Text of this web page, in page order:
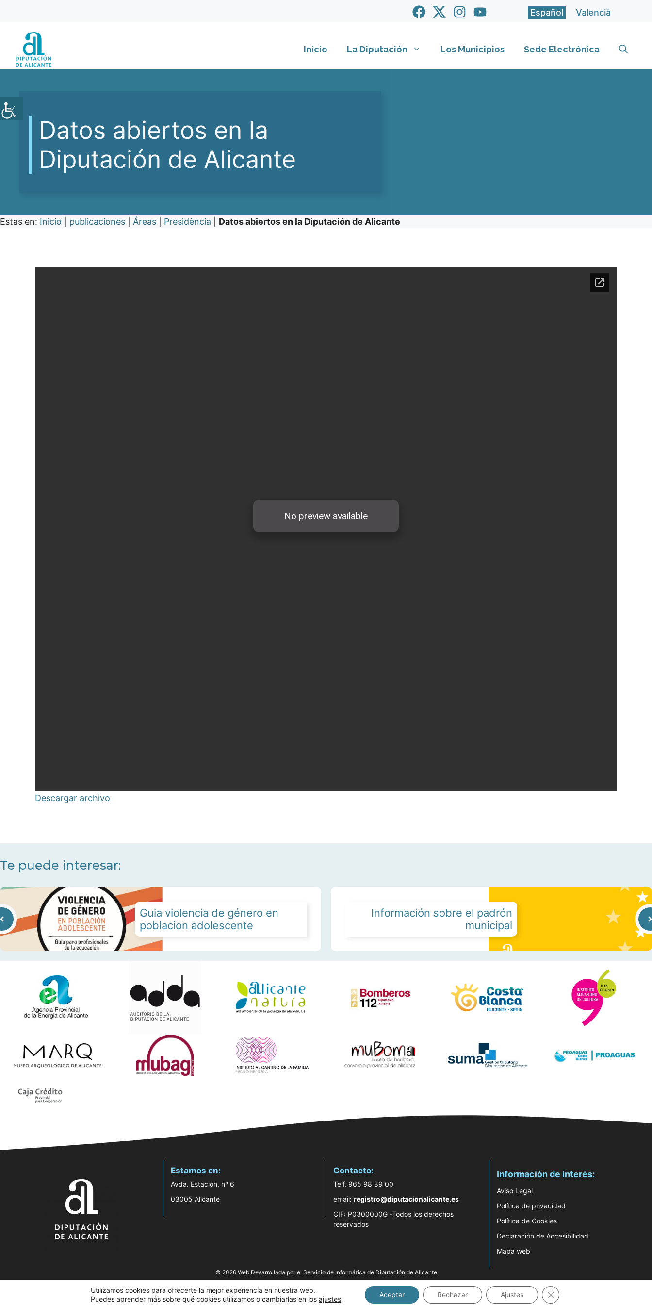
contenido
Español Valencià
Inicio La Diputación Los Municipios Sede Electrónica
Datos abiertos en la
Diputación de Alicante
Estás en: Inicio publicaciones Áreas Presidència Datos abiertos en la Diputación de Alicante
Descargar archivo
Te puede interesar:
Guia violencia de género en
poblacion adolescente
Información sobre el padrón
municipal
Estamos en:
Avda. Estación, nº 6
03005 Alicante
Contacto:
Telf. 965 98 89 00
email: registro@diputacionalicante.es
CIF: P0300000G -Todos los derechos
reservados
Información de interés:
Aviso Legal
Política de privacidad
Política de Cookies
Declaración de Accesibilidad
Mapa web
© 2026 Web Desarrollada por el Servicio de Informática de Diputación de Alicante
Utilizamos cookies para ofrecerte la mejor experiencia en nuestra web.
Puedes aprender más sobre qué cookies utilizamos o cambiarlas en losajustes.
Aceptar Rechazar Ajustes Cerrar el banner de cookies